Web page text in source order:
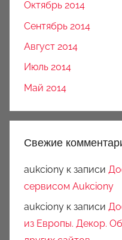
Октябрь 2014
Сентябрь 2014
Август 2014
Июль 2014
Май 2014
Свежие
aukciony к записи
сервисом Aukciony
aukciony к записи
из Европы. Декор.